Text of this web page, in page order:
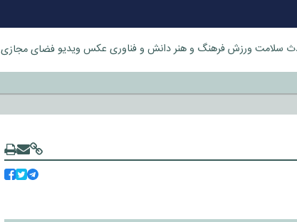
سلامت ورزشفرهنگ و هنردانش و فناوری عکس ویدیوفضای مجازی